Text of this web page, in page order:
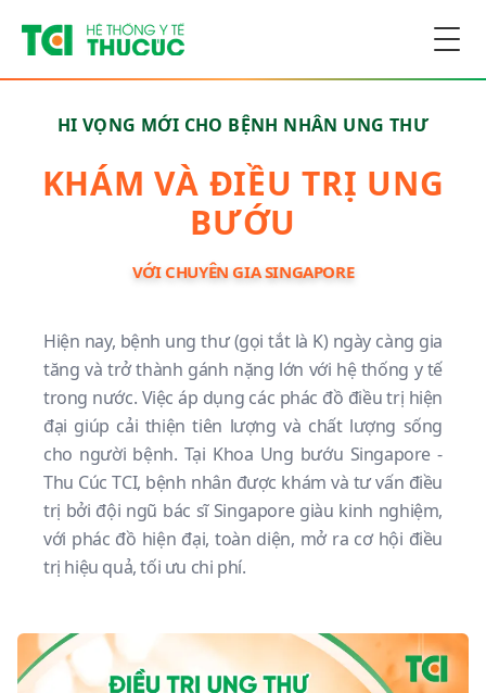
HI VỌNG MỚI CHO BỆNH NHÂN UNG THƯ
KHÁM VÀ ĐIỀU TRỊ UNG
BƯỚU
VỚI CHUYÊN GIA SINGAPORE
Hiện nay, bệnh ung thư (gọi tắt là K) ngày càng gia
tăng và trở thành gánh nặng lớn với hệ thống y tế
trong nước. Việc áp dụng các phác đồ điều trị hiện
đại giúp cải thiện tiên lượng và chất lượng sống
cho người bệnh. Tại Khoa Ung bướu Singapore -
Thu Cúc TCI, bệnh nhân được khám và tư vấn điều
trị bởi đội ngũ bác sĩ Singapore giàu kinh nghiệm,
với phác đồ hiện đại, toàn diện, mở ra cơ hội điều
trị hiệu quả, tối ưu chi phí.